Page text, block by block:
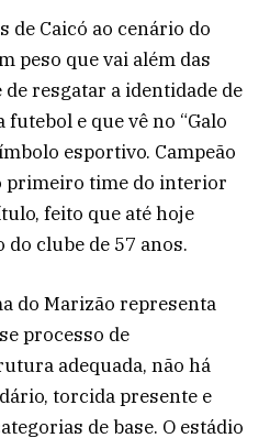
de Caicó ao cenário do
peso que vai além das
resgatar a identidade de
e que vê no “Galo
esportivo. Campeão
primeiro time do interior
feito que até hoje
clube de 57 anos.
do Marizão representa
processo de
adequada, não há
torcida presente e
de base. O estádio